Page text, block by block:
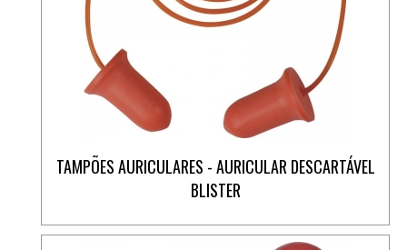
TAMPÕES AURICULARES - AURICULAR DESCARTÁVEL
BLISTER